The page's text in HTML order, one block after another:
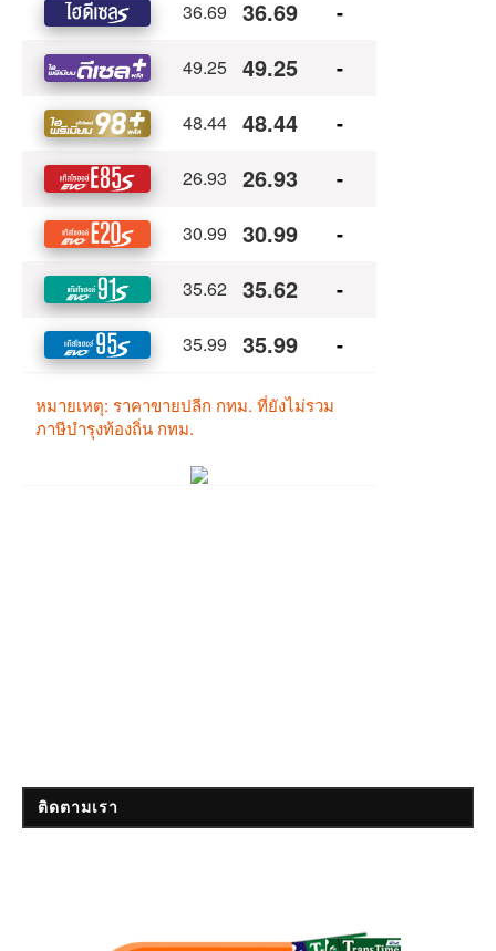
ติดตามเรา